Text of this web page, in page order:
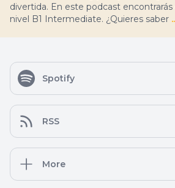
divertida. En este podcast
nivel B1 Intermediate. ¿Quieres saber
Spotify
RSS
More